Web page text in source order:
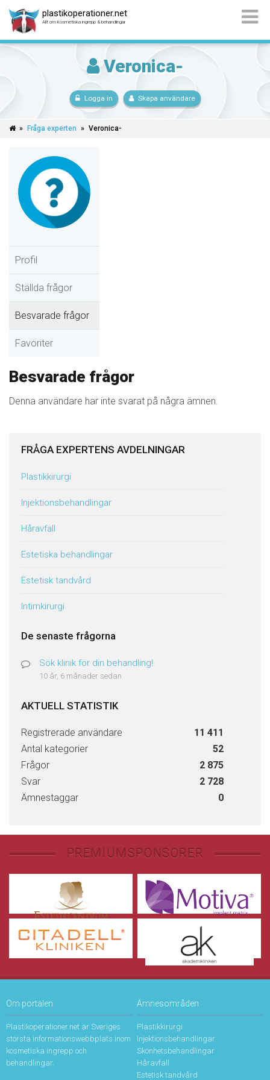
plastikoperationer.net
Allt om kosmetiska ingrepp & behandlingar
Veronica-
Logga in Skapa användare
» Fråga experten » Veronica-
Profil
Ställda frågor
Besvarade frågor
Favoriter
Besvarade frågor
Denna användare har inte svarat på några ämnen.
FRÅGA EXPERTENS AVDELNINGAR
Plastikkirurgi
Injektionsbehandlingar
Håravfall
Estetiska behandlingar
Estetisk tandvård
Intimkirurgi
De senaste frågorna
Sök klinik för din behandling!
10 år, 6 månader sedan
AKTUELL STATISTIK
Registrerade användare
11 411
Antal kategorier
52
Frågor
2 875
Svar
2 728
Ämnestaggar
0
PREMIUMSPONSORER
Om portalen
Plastikoperationer.net är Sveriges
största informationswebbplats inom
kosmetiska ingrepp och
behandlingar.
Ämnesområden
Plastikkirurgi
Injektionsbehandlingar
Skönhetsbehandlingar
Håravfall
Estetisk tandvård